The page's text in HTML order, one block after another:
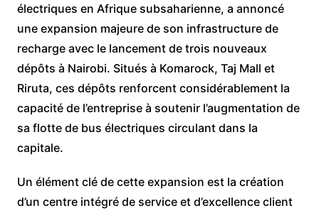
électriques en Afrique subsaharienne, a annoncé
une expansion majeure de son infrastructure de
recharge avec le lancement de trois nouveaux
dépôts à Nairobi. Situés à Komarock, Taj Mall et
Riruta, ces dépôts renforcent considérablement la
capacité de l’entreprise à soutenir l’augmentation de
sa flotte de bus électriques circulant dans la
capitale.
Un élément clé de cette expansion est la création
d’un centre intégré de service et d’excellence client